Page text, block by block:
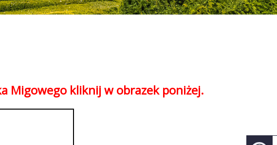
Migowego kliknij w obrazek poniżej.